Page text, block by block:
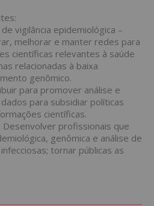
vigilância epidemiológica –
melhorar e manter redes para
científicas relevantes à saúde
relacionadas à baixa
genômico.
para promover análise e
para subsidiar políticas
científicas.
Desenvolver profissionais que
genômica e análise de
tornar públicas as